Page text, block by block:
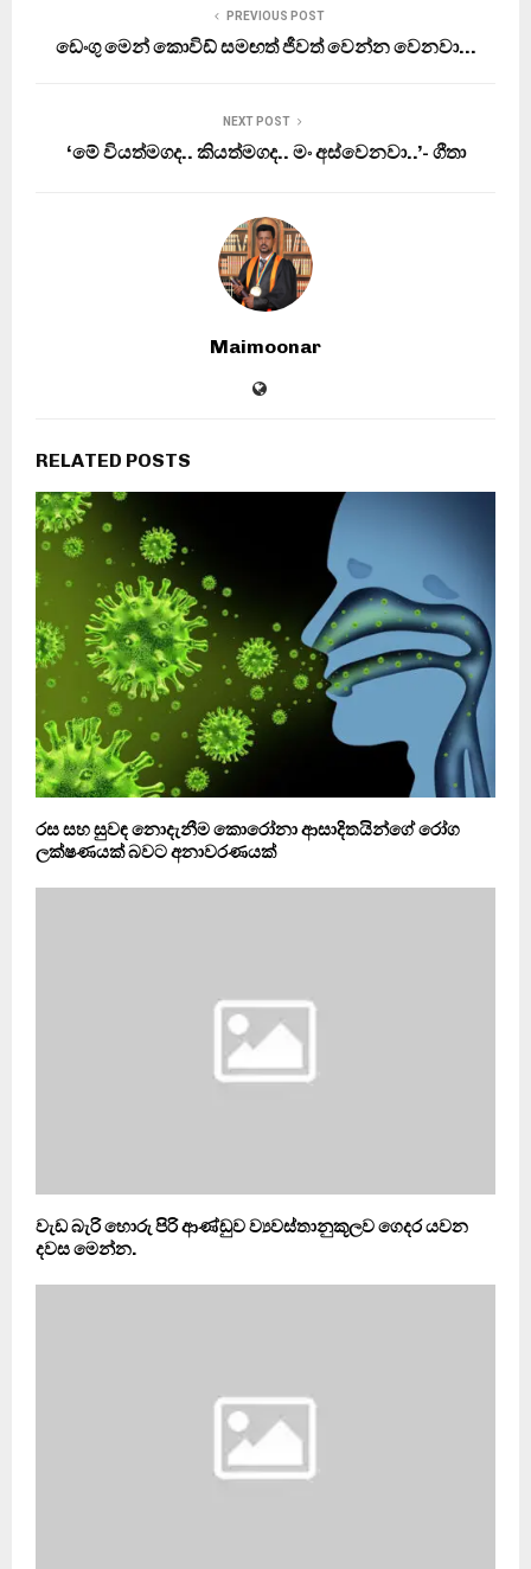
PREVIOUS POST
ඩෙංගු මෙන් කොවිඩ් සමඟත් ජීවත් වෙන්න වෙනවා…
NEXT POST
‘මේ වියත්මගද.. කියත්මගද.. මං අස්වෙනවා..’- ගීතා
Maimoonar
RELATED POSTS
රස සහ සුවඳ නොදැනීම කොරෝනා ආසාදිතයින්ගේ රෝග
ලක්ෂණයක් බවට අනාවරණයක්
වැඩ බැරි හොරු පිරි ආණ්ඩුව ව්‍යවස්තානුකූලව ගෙදර යවන
දවස මෙන්න.